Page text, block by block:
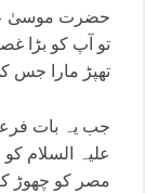
حضرت موسیٰ
تو آپ کو بڑا
تھپڑ مارا جس
جب یہ بات
علیہ السلام
مصر کو چھوڑ